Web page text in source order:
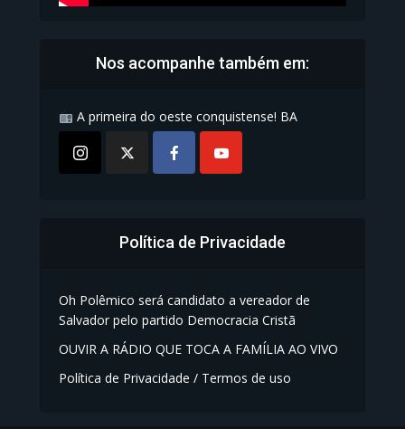
Nos acompanhe também em:
A primeira do oeste conquistense! BA
Política de Privacidade
Oh Polêmico será candidato a vereador de
Salvador pelo partido Democracia Cristã
OUVIR A RÁDIO QUE TOCA A FAMÍLIA AO VIVO
Política de Privacidade / Termos de uso